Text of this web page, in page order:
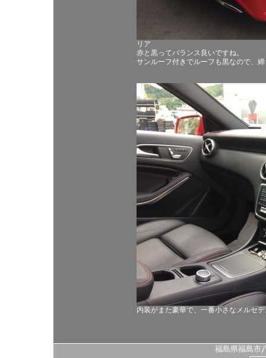
リア
赤と黒ってバランス良いですね。
サンルーフ付きでルーフも黒なので、
内装がまた豪華で、一番小さなメルセ
福島県福島市